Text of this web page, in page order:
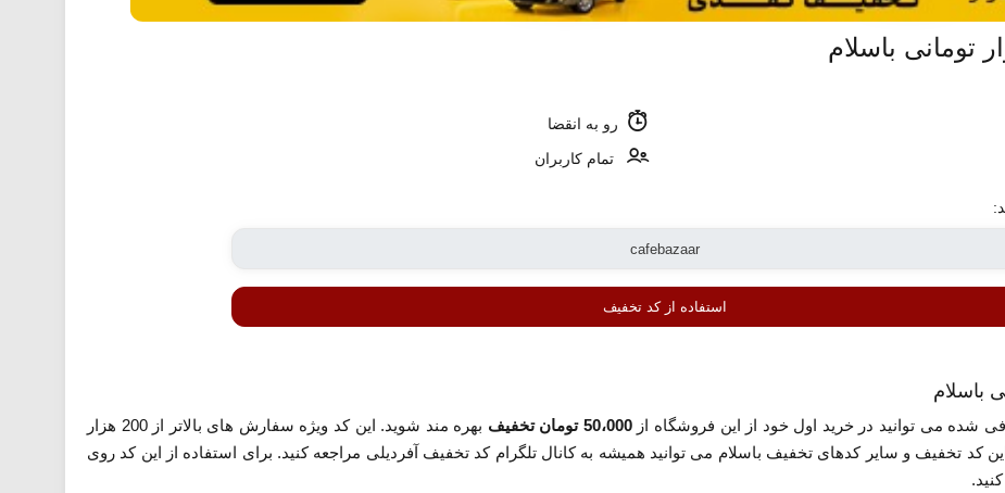
رو به انقضا
تمام کاربران
استفاده از کد تخفیف
شده می توانید در خرید اول خود از این فروشگاه از50،000 تومان تخفیف
بهره مند شوید. این کد ویژه سفارش های بالاتر از 200 هزار
تخفیف و سایر کدهای تخفیف باسلام می توانید همیشه به کانال تلگرام کد تخفیف آفردیلی مراجعه کنید. برای استفاده از این کد روی